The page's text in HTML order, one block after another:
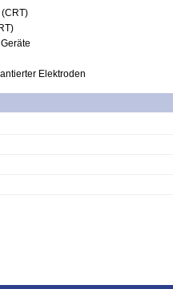
Elektroden